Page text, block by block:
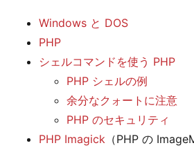
Windows と DOS
PHP
シェルコマンドを使う PHP
PHP シェルの例
余分なクォートに注意
PHP のセキュリティ
PHP Imagick （PHP の